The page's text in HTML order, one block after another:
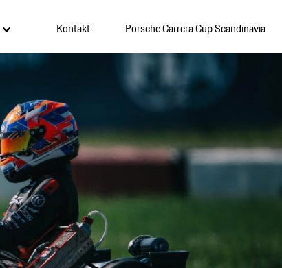
Kontakt Porsche Carrera Cup Scandinavia